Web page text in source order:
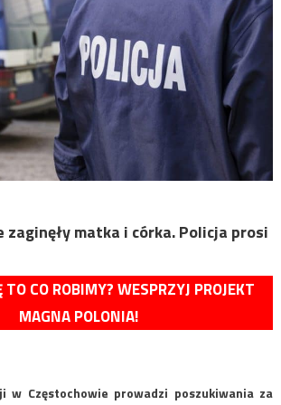
zaginęły matka i córka. Policja prosi
TO CO ROBIMY? WESPRZYJ PROJEKT
MAGNA POLONIA!
w Częstochowie prowadzi poszukiwania za